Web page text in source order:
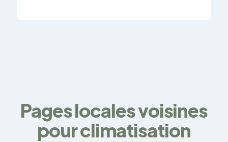
Pages locales voisines
pour climatisation